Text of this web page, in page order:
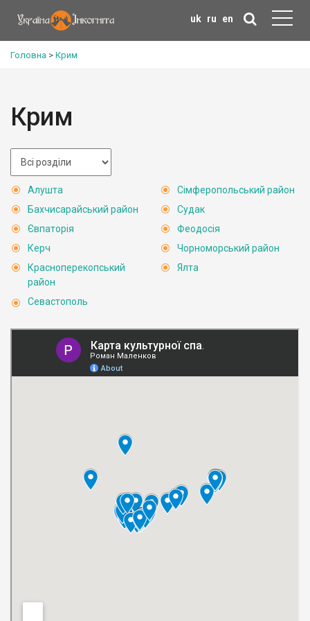
uk ru en
Головна > Крим
Крим
Алушта
Бахчисарайський район
Євпаторія
Керч
Красноперекопський
район
Севастополь
Сімферопольський район
Судак
Феодосія
Чорноморський район
Ялта